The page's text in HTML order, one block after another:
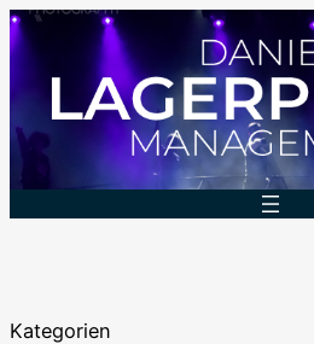
Zum
Inhalt
springen
Kategorien